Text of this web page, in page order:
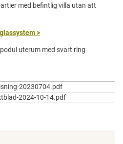
med befintlig villa utan att
>
20230704.pdf
2024-10-14.pdf